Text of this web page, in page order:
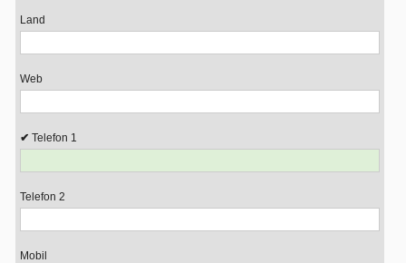
Land
Web
Telefon 1
Telefon 2
Mobil